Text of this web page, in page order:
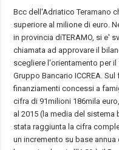
Bcc dell'Adriatico Teramano
superiore al milione di euro.
in provincia diTERAMO, si e'
chiamata ad approvare il
scegliere l'orientamento per
Gruppo Bancario ICCREA.
finanziamenti concessi a
cifra di 91milioni 186mila
al 2015 (la media del sistema
stata raggiunta la cifra
un incremento su base